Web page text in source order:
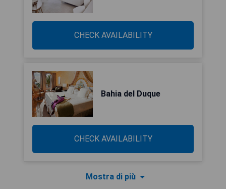
CHECK AVAILABILITY
Bahia del Duque
CHECK AVAILABILITY
Mostra di più